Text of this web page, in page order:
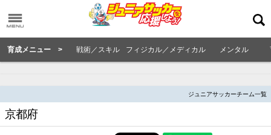
育成メニュー > 戦術／スキル フィジカル／メディカル メンタル
ジュニアサッカーチーム一覧
京都府